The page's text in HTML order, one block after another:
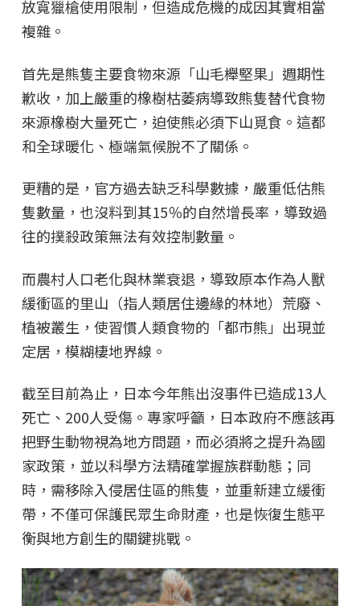
放寬獵槍使用限制，但造成危機的成因其實相當
複雜。
首先是熊隻主要食物來源「山毛櫸堅果」週期性
歉收，加上嚴重的橡樹枯萎病導致熊隻替代食物
來源橡樹大量死亡，迫使熊必須下山覓食。這都
和全球暖化、極端氣候脫不了關係。
更糟的是，官方過去缺乏科學數據，嚴重低估熊
隻數量，也沒料到其15％的自然增長率，導致過
往的撲殺政策無法有效控制數量。
而農村人口老化與林業衰退，導致原本作為人獸
緩衝區的里山（指人類居住邊緣的林地）荒廢、
植被叢生，使習慣人類食物的「都市熊」出現並
定居，模糊棲地界線。
截至目前為止，日本今年熊出沒事件已造成13人
死亡、200人受傷。專家呼籲，日本政府不應該再
把野生動物視為地方問題，而必須將之提升為國
家政策，並以科學方法精確掌握族群動態；同
時，需移除入侵居住區的熊隻，並重新建立緩衝
帶，不僅可保護民眾生命財產，也是恢復生態平
衡與地方創生的關鍵挑戰。